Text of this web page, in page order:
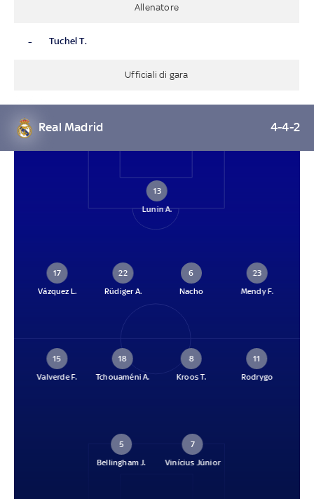
Allenatore
- Tuchel T.
Ufficiali di gara
Real Madrid 4-4-2
13
Lunin A.
17
Vázquez L.
22
Rüdiger A.
6
Nacho
23
Mendy F.
15
Valverde F.
18
Tchouaméni A.
8
Kroos T.
11
Rodrygo
5
Bellingham J.
7
Vinícius Júnior